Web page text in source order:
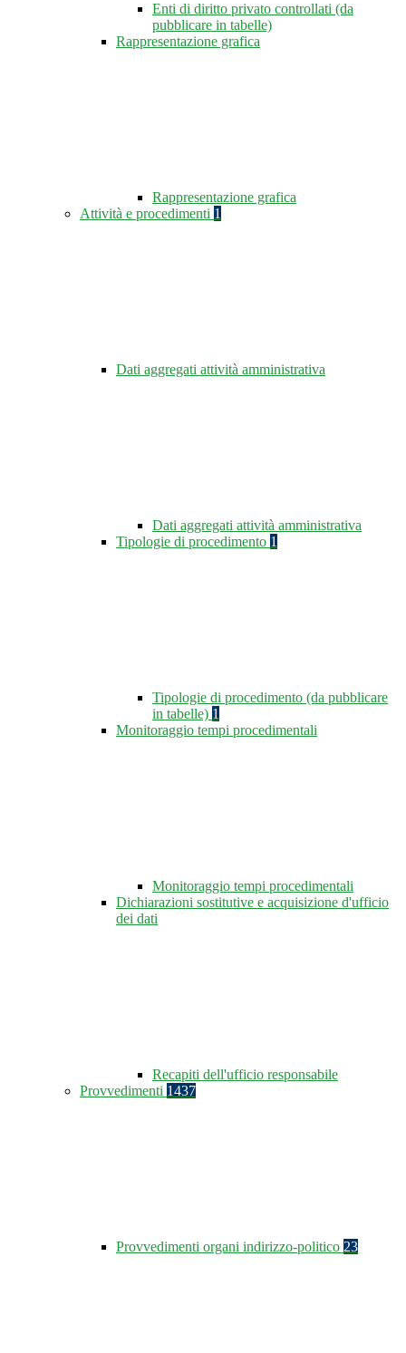
Enti di diritto privato controllati (da
pubblicare in tabelle)
Rappresentazione grafica
Rappresentazione grafica
Attività e procedimenti 1
Dati aggregati attività amministrativa
Dati aggregati attività amministrativa
Tipologie di procedimento 1
Tipologie di procedimento (da pubblicare
in tabelle) 1
Monitoraggio tempi procedimentali
Monitoraggio tempi procedimentali
Dichiarazioni sostitutive e acquisizione d'ufficio
dei dati
Recapiti dell'ufficio responsabile
Provvedimenti 1437
Provvedimenti organi indirizzo-politico 23